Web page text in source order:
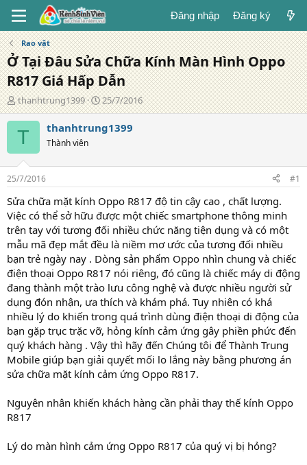
Đăng nhập Đăng ký
Rao vặt
Ở Tại Đâu Sửa Chữa Kính Màn Hình Oppo
R817 Giá Hấp Dẫn
T
á
c
ả
thanhtrung1399
N
g
à
y
g
25/7/2016
T thanhtrung1399
Thành viên
25/7/2016 #1
Sửa chữa mặt kính Oppo R817 độ tin cậy cao , chất lượng.
Việc có thể sở hữu được một chiếc smartphone thông minh
trên tay với tương đối nhiều chức năng tiện dụng và có một
mẫu mã đẹp mắt đều là niềm mơ ước của tương đối nhiều
bạn trẻ ngày nay . Dòng sản phẩm Oppo nhìn chung và chiếc
điện thoại Oppo R817 nói riêng, đó cũng là chiếc máy di động
đang thành một trào lưu công nghệ và được nhiều người sử
dụng đón nhận, ưa thích và khám phá. Tuy nhiên có khá
nhiều lý do khiến trong quá trình dùng điện thoại di động của
bạn gặp trục trặc vỡ, hỏng kính cảm ứng gây phiền phức đến
quý khách hàng . Vậy thì hãy đến Chúng tôi để Thành Trung
Mobile giúp bạn giải quyết mối lo lắng này bằng phương án
sửa chữa mặt kính cảm ứng Oppo R817.
Nguyên nhân khiến khách hàng cần phải thay thế kính Oppo
R817
Lý do màn hình cảm ứng Oppo R817 của quý vị bị hỏng?